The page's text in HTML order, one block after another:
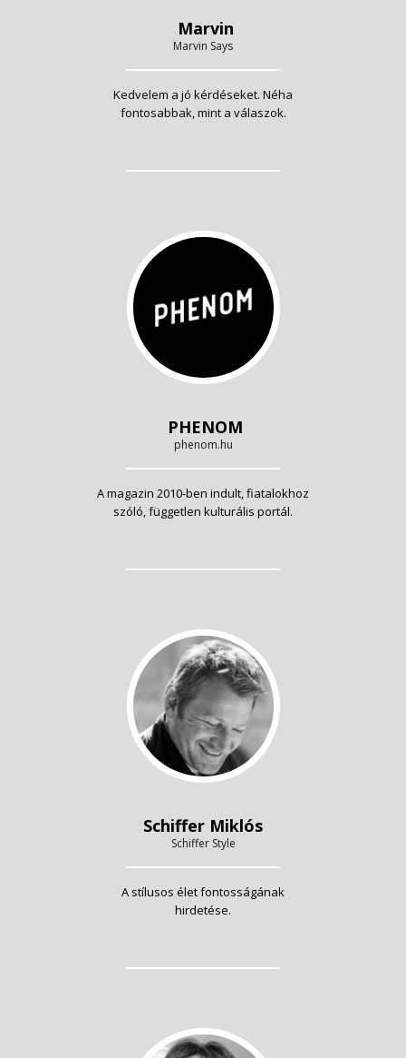
Marvin
Marvin Says
Kedvelem a jó kérdéseket. Néha
fontosabbak, mint a válaszok.
PHENOM
phenom.hu
A magazin 2010-ben indult, fiatalokhoz
szóló, független kulturális portál.
Schiffer Miklós
Schiffer Style
A stílusos élet fontosságának
hirdetése.